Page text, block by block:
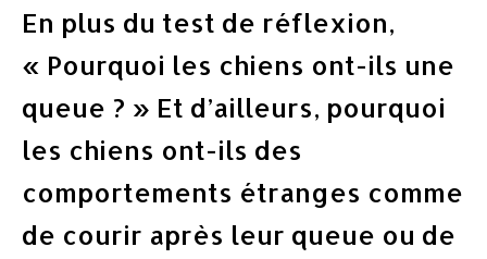
En plus du test de réflexion,
« Pourquoi les chiens ont-ils une
queue ? » Et d’ailleurs, pourquoi
les chiens ont-ils des
comportements étranges comme
de courir après leur queue ou de